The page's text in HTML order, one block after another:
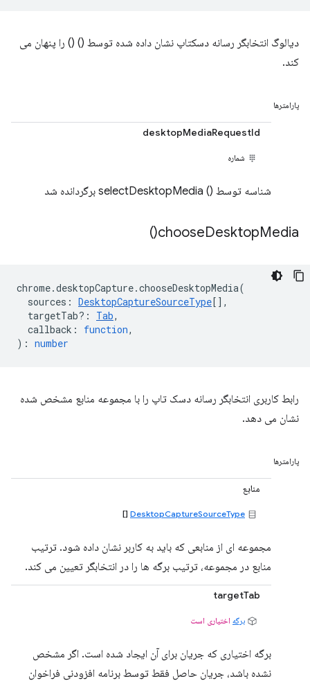
دیالوگ انتخابگر رسانه دسکتاپ نشان داده شده توسط () () را پنهان می
کند.
پارامترها
desktopMediaRequestId
شماره
شناسه توسط () selectDesktopMedia برگردانده شد
chooseDesktopMedia(
)
chrome.desktopCapture.chooseDesktopMedia(
sources : DesktopCaptureSourceType[],
targetTab? : Tab,
callback : function,
) : number
رابط کاربری انتخابگر رسانه دسک تاپ را با مجموعه منابع مشخص شده
نشان می دهد.
پارامترها
منابع
DesktopCaptureSourceType
[]
مجموعه ای از منابعی که باید به کاربر نشان داده شود. ترتیب
منابع در مجموعه، ترتیب برگه ها را در انتخابگر تعیین می کند.
targetTab
برگه اختیاری است
برگه اختیاری که جریان برای آن ایجاد شده است. اگر مشخص
نشده باشد، جریان حاصل فقط توسط برنامه افزودنی فراخوان